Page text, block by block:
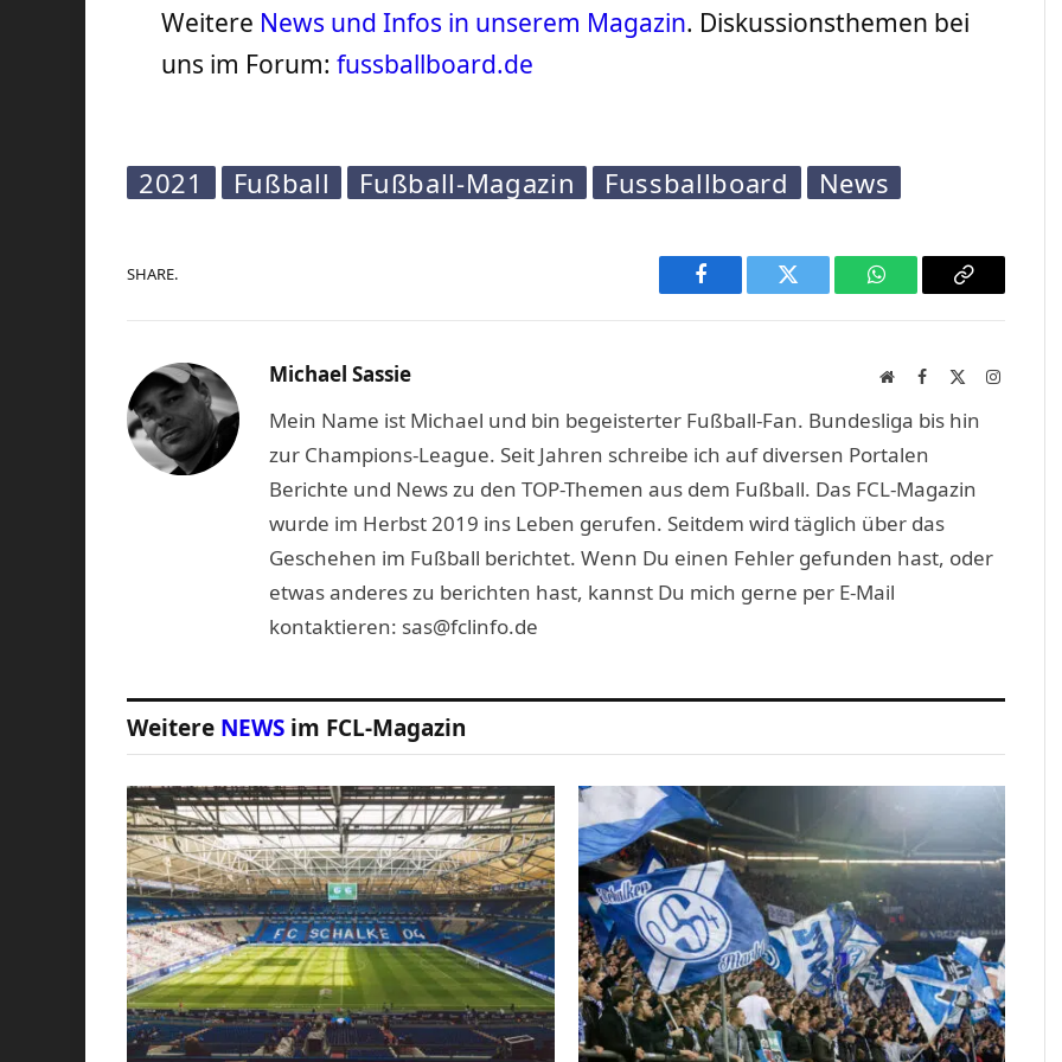
Weitere News und Infos in unserem Magazin. Diskussionsthemen bei
uns im Forum:fussballboard.de
2021 Fußball Fußball-Magazin Fussballboard News
SHARE.
Facebook Twitter WhatsAppCopy
Michael Sassie WebsiteFacebook
Mein Name ist Michael und bin begeisterter Fußball-Fan. Bundesliga bis hin
zur Champions-League. Seit Jahren schreibe ich auf diversen Portalen
Berichte und News zu den TOP-Themen aus dem Fußball. Das FCL-Magazin
wurde im Herbst 2019 ins Leben gerufen. Seitdem wird täglich über das
Geschehen im Fußball berichtet. Wenn Du einen Fehler gefunden hast, oder
etwas anderes zu berichten hast, kannst Du mich gerne per E-Mail
kontaktieren: sas@fclinfo.de
Weitere NEWS im FCL-Magazin